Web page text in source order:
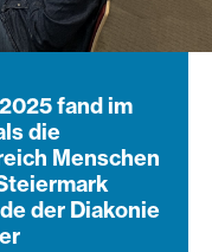
fand im
die
Menschen
der Diakonie